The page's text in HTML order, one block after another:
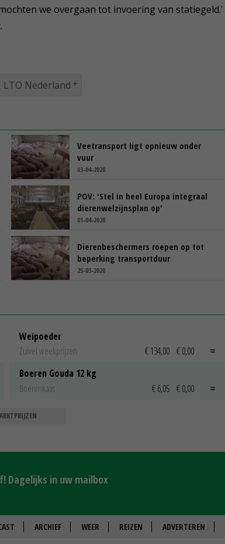
we overgaan tot invoering van statiegeld.'
LTO Nederland
Veetransport ligt opnieuw onder
vuur
03-04-2020
POV: 'Stel in heel Europa integraal
dierenwelzijnsplan op'
01-04-2020
Dierenbeschermers roepen op tot
beperking transportduur
25-03-2020
Weipoeder
Zuivel weekprijzen
€ 134,00 € 0,00
Boeren Gouda 12 kg
Boerenkaas
€ 6,05 € 0,00
Dagelijks in uw mailbox
ARCHIEF WEER REIZEN ADVERTEREN